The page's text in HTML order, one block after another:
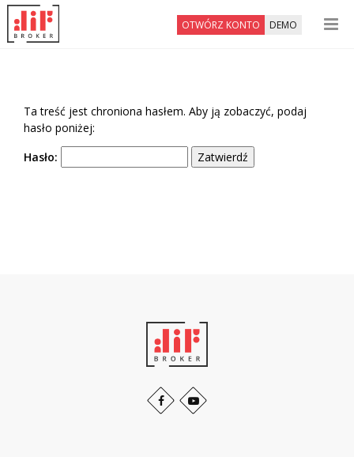
OTWÓRZ KONTO DEMO
Ta treść jest chroniona hasłem. Aby ją zobaczyć, podaj
hasło poniżej:
Hasło: